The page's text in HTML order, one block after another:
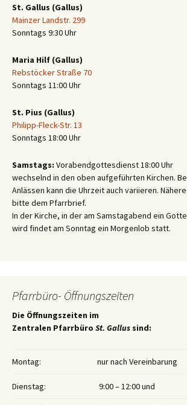
St. Gallus (Gallus)
Mainzer Landstr. 299
Sonntags 9:30 Uhr
Maria Hilf (Gallus)
Rebstöcker Straße 70
Sonntags 11:00 Uhr
St. Pius (Gallus)
Philipp-Fleck-Str. 13
Sonntags 18:00 Uhr
Samstags: Vorabendgottesdienst 18:00 Uhr
wechselnd in den oben aufgeführten Kirchen.
Anlässen kann die Uhrzeit auch variieren.
bitte dem Pfarrbrief.
In der Kirche, in der am Samstagabend ein
wird findet am Sonntag ein Morgenlob statt.
Pfarrbüro- Öffnungszeiten
Die Öffnungszeiten im
Zentralen Pfarrbüro St. Gallus sind:
Montag: nur nach Vereinbarung
Dienstag: 9:00 – 12:00 und